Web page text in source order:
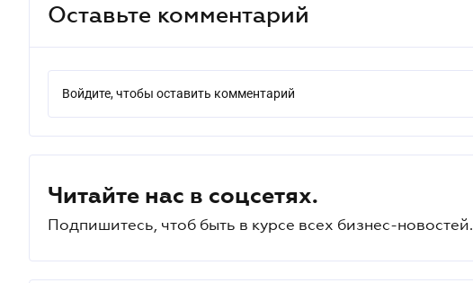
Оставьте комментарий
Войдите, чтобы оставить комментарий
Читайте нас в соцсетях.
Подпишитесь, чтоб быть в курсе всех бизнес-новостей.